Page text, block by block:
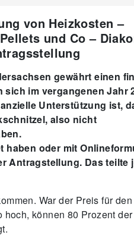
von Heizkosten –
und Co –
gewährt einen
im vergangenen Jahr
Unterstützung ist,
also nicht
haben oder mit
Antragstellung. Das teilte
War der Preis für
können 80 Prozent